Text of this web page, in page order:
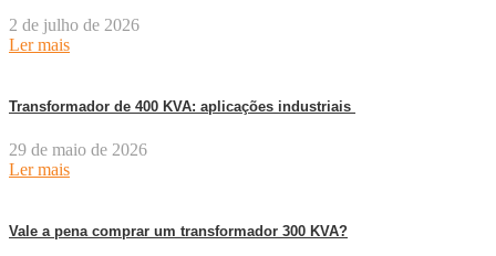
2 de julho de 2026
Ler mais
Transformador de 400 KVA: aplicações industriais
29 de maio de 2026
Ler mais
Vale a pena comprar um transformador 300 KVA?